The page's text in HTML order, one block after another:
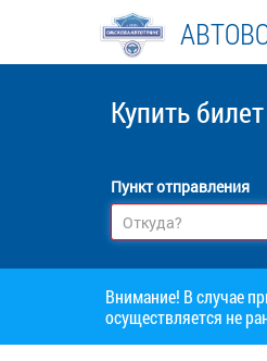
Купить билет
Пункт отправления
Внимание! В случае
осуществляется не